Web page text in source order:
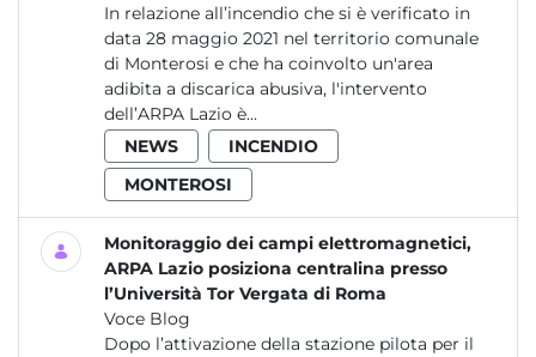
In relazione all’incendio che si è verificato in
data 28 maggio 2021 nel territorio comunale
di Monterosi e che ha coinvolto un'area
adibita a discarica abusiva, l'intervento
dell’ARPA Lazio è...
NEWS
INCENDIO
MONTEROSI
Monitoraggio dei campi elettromagnetici,
ARPA Lazio posiziona centralina presso
l’Università Tor Vergata di Roma
Voce Blog
Dopo l’attivazione della stazione pilota per il